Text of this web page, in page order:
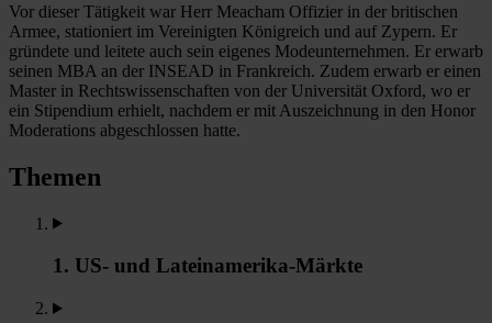
Vor dieser Tätigkeit war Herr Meacham Offizier in der britischen
Armee, stationiert im Vereinigten Königreich und auf Zypern. Er
gründete und leitete auch sein eigenes Modeunternehmen. Er erwarb
seinen MBA an der INSEAD in Frankreich. Zudem erwarb er einen
Master in Rechtswissenschaften von der Universität Oxford, wo er
ein Stipendium erhielt, nachdem er mit Auszeichnung in den Honor
Moderations abgeschlossen hatte.
Themen
1. US- und Lateinamerika-Märkte